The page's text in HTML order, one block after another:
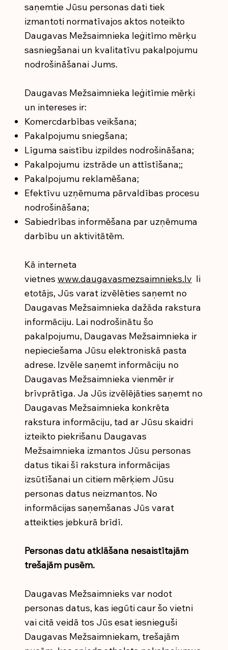
saņemtie Jūsu personas dati tiek
izmantoti normatīvajos aktos noteikto
Daugavas Mežsaimnieka leģitīmo mērķu
sasniegšanai un kvalitatīvu pakalpojumu
nodrošināšanai Jums.
Daugavas Mežsaimnieka leģitīmie mērķi
un intereses ir:
Komercdarbības veikšana;
Pakalpojumu sniegšana;
Līguma saistību izpildes nodrošināšana;
Pakalpojumu izstrāde un attīstīšana;;
Pakalpojumu reklamēšana;
Efektīvu uzņēmuma pārvaldības procesu
nodrošināšana;
Sabiedrības informēšana par uzņēmuma
darbību un aktivitātēm.
Kā interneta
vietnes www.daugavasmezsaimnieks.lv li
etotājs, Jūs varat izvēlēties saņemt no
Daugavas Mežsaimnieka dažāda rakstura
informāciju. Lai nodrošinātu šo
pakalpojumu, Daugavas Mežsaimnieka ir
nepieciešama Jūsu elektroniskā pasta
adrese. Izvēle saņemt informāciju no
Daugavas Mežsaimnieka vienmēr ir
brīvprātīga. Ja Jūs izvēlējāties saņemt no
Daugavas Mežsaimnieka konkrēta
rakstura informāciju, tad ar Jūsu skaidri
izteikto piekrišanu Daugavas
Mežsaimnieka izmantos Jūsu personas
datus tikai šī rakstura informācijas
izsūtīšanai un citiem mērķiem Jūsu
personas datus neizmantos. No
informācijas saņemšanas Jūs varat
atteikties jebkurā brīdī.
Personas datu atklāšana nesaistītajām
trešajām pusēm.
Daugavas Mežsaimnieks var nodot
personas datus, kas iegūti caur šo vietni
vai citā veidā tos Jūs esat iesnieguši
Daugavas Mežsaimniekam, trešajām